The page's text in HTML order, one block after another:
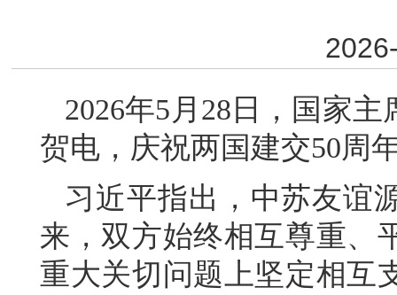
2026年5月28日，国家
贺电，庆祝两国建交50周
习近平指出，中苏友谊
来，双方始终相互尊重、
重大关切问题上坚定相互